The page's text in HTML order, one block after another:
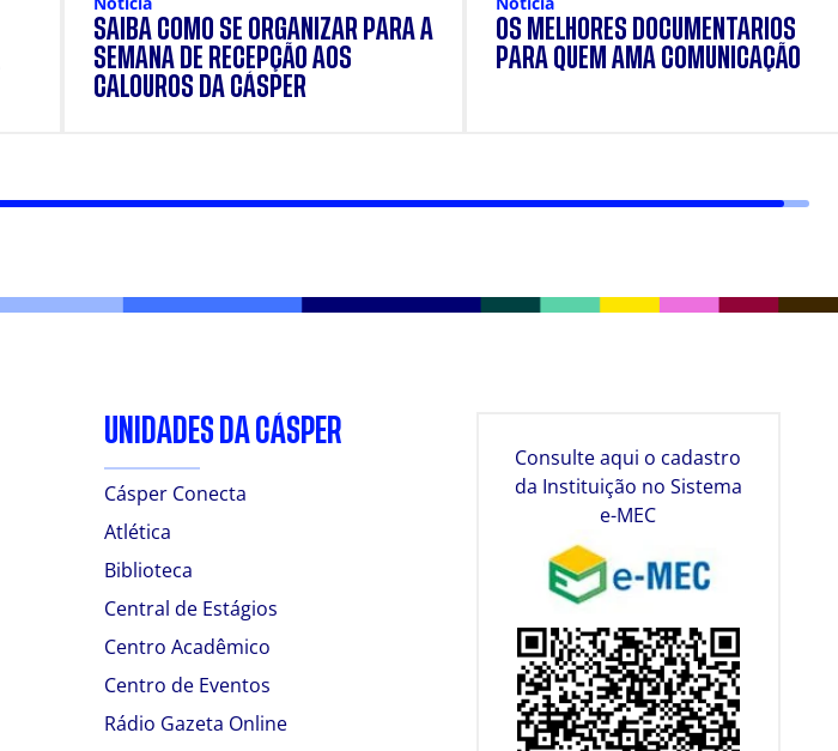
SAIBA COMO SE ORGANIZAR PARA A
SEMANA DE RECEPÇÃO AOS
CALOUROS DA CÁSPER
OS MELHORES DOCUMENTÁRIOS
PARA QUEM AMA COMUNICAÇÃO
UNIDADES DA CÁSPER
Cásper Conecta
Atlética
Biblioteca
Central de Estágios
Centro Acadêmico
Centro de Eventos
Rádio Gazeta Online
Consulte aqui o cadastro
da Instituição no Sistema
e-MEC